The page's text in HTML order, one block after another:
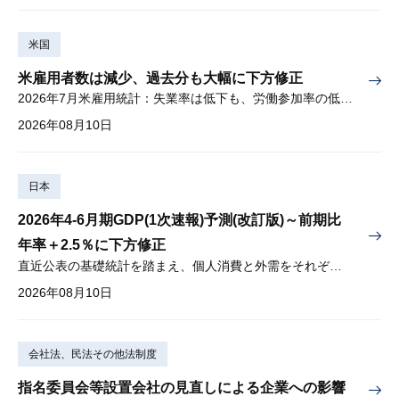
米国
米雇用者数は減少、過去分も大幅に下方修正
2026年7月米雇用統計：失業率は低下も、労働参加率の低下に懸念
2026年08月10日
日本
2026年4-6月期GDP(1次速報)予測(改訂版)～前期比
年率＋2.5％に下方修正
直近公表の基礎統計を踏まえ、個人消費と外需をそれぞれ下方修正
2026年08月10日
会社法、民法その他法制度
指名委員会等設置会社の見直しによる企業への影響